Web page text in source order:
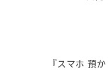
『スマホ 預